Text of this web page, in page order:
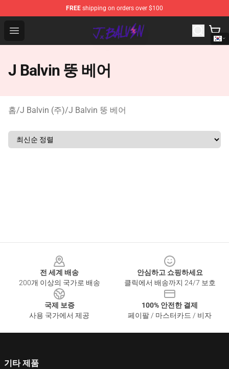
FREE shipping on orders over $100
Open menu
J Balvin Store - Official J Balvin Merchandise Shop
J Balvin 뚱 베어
홈/J Balvin (주)/J Balvin 뚱 베어
전 세계 배송
200개 이상의 국가로 배송
안심하고 쇼핑하세요
클릭에서 배송까지 24/7 보호
국제 보증
사용 국가에서 제공
100% 안전한 결제
페이팔 / 마스터카드 / 비자
기타 제품